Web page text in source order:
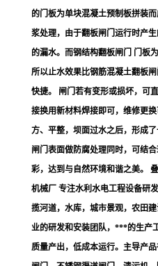
的门板为单块混凝土预制板拼装
浆处理，由于翻板闸门运行时产
的漏水。而钢结构翻板闸门 门板
所以止水效果比钢筋混凝土翻板
快捷。 闸门若有变形或损坏，可
接换用新材料焊接即可，维修更
方、平整，坝面过水之后，形成
闸门表面做防腐处理同时，可结
彩，达到与自然环境和谐之美。
机械厂 专注水利水电工程设备研
揽河道，水库，城市景观，农田
业的研发和安装团队，***的生产
质量产出，低成本运行。主导产